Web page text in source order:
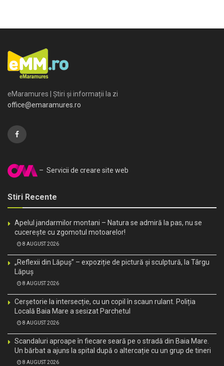
eMaramures | Știri și informații la zi
office@emaramures.ro
– Servicii de creare site web
Stiri Recente
Apelul jandarmilor montani – Natura se admiră la pas, nu se
cucerește cu zgomotul motoarelor!
8 AUGUST 2026
„Reflexii din Lăpuș” – expoziție de pictură și sculptură, la Târgu
Lăpuș
8 AUGUST 2026
Cerșetorie la intersecție, cu un copil în scaun rulant. Poliția
Locală Baia Mare a sesizat Parchetul
8 AUGUST 2026
Scandaluri aproape în fiecare seară pe o stradă din Baia Mare.
Un bărbat a ajuns la spital după o altercație cu un grup de tineri
8 AUGUST 2026